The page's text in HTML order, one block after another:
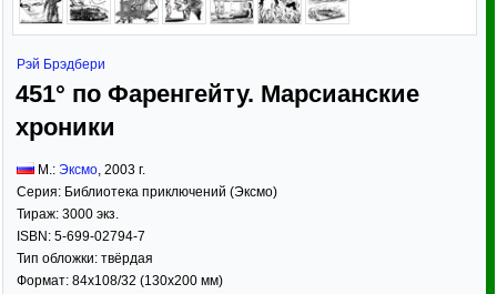
Рэй Брэдбери
451° по Фаренгейту. Марсианские
хроники
М.: Эксмо, 2003 г.
Серия: Библиотека приключений (Эксмо)
Тираж: 3000 экз.
ISBN: 5-699-02794-7
Тип обложки: твёрдая
Формат: 84x108/32 (130x200 мм)